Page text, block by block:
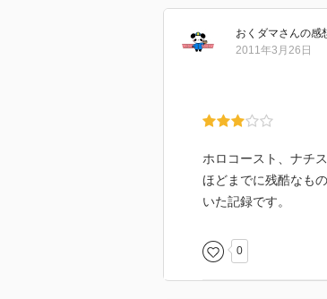
おくダマさんの感
2011年3月26日
ホロコースト、ナチ
ほどまでに残酷なも
いた記録です。
0